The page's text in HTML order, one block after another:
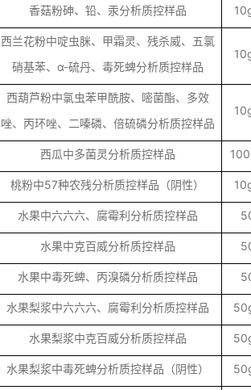
香菇粉砷、铅、汞分析质控样品
西兰花粉中啶虫脒、甲霜灵、残杀威、五氯
硝基苯、α-硫丹、毒死蜱分析质控样品
西葫芦粉中氯虫苯甲酰胺、嘧菌酯、多效
唑、丙环唑、二嗪磷、倍硫磷分析质控样品
西瓜中多菌灵分析质控样品
桃粉中57种农残分析质控样品（阴性）
水果中六六六、腐霉利分析质控样品
水果中克百威分析质控样品
水果中毒死蜱、丙溴磷分析质控样品
水果梨浆中六六六、腐霉利分析质控样品
水果梨浆中克百威分析质控样品
水果梨浆中毒死蜱分析质控样品（阴性）